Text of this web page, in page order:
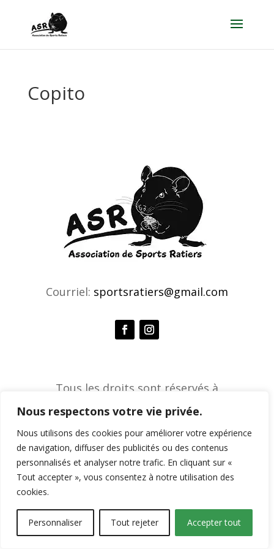
Nous respectons votre vie privée.
Nous utilisons des cookies pour améliorer votre expérience
de navigation, diffuser des publicités ou des contenus
personnalisés et analyser notre trafic. En cliquant sur «
Tout accepter », vous consentez à notre utilisation des
cookies.
Personnaliser Tout rejeter Accepter tout
Copito
Courriel: sportsratiers@gmail.com
Tous les droits sont réservés à
Agence créative Constella